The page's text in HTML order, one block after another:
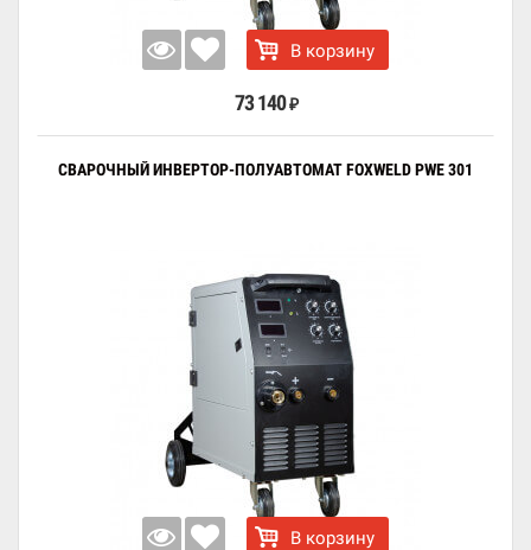
В корзину
73 140 ₽
СВАРОЧНЫЙ ИНВЕРТОР-ПОЛУАВТОМАТ FOXWELD PWE 301
В корзину